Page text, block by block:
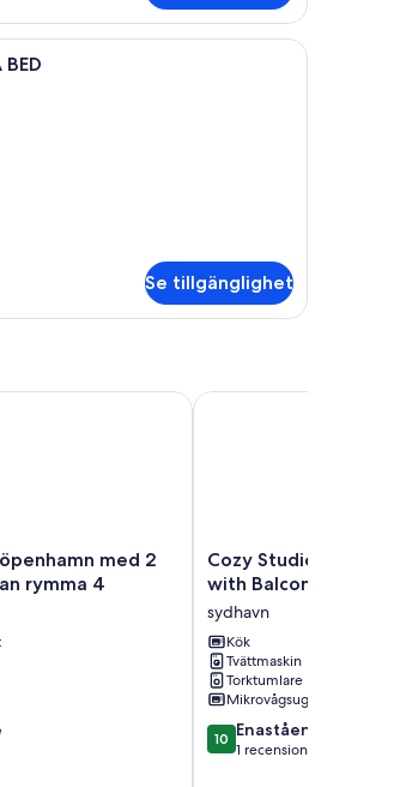
Se tillgänglighet
med 2
rymma 4
med 2 sovrum som kan rymma 4
Cozy
Studio
for
2
with
Balcony
sydhavn
Cozy Studio
with Balcony
sydhavn
Kök
Tvättmaskin
Torktumlare
Mikrovågsugn
10.0
av
10 Enastående
1 recension
Cozy Studio